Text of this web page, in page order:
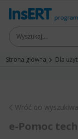
Strona główna Dla
Wróć do
e-Pomoc